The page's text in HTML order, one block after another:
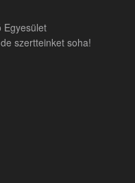
Egyesület
szertteinket soha!